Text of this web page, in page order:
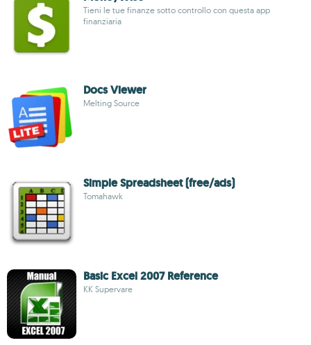
Tieni le tue finanze sotto controllo con questa app
finanziaria
Docs Viewer
Melting Source
Simple Spreadsheet (free/ads)
Tomahawk
Basic Excel 2007 Reference
KK Supervare